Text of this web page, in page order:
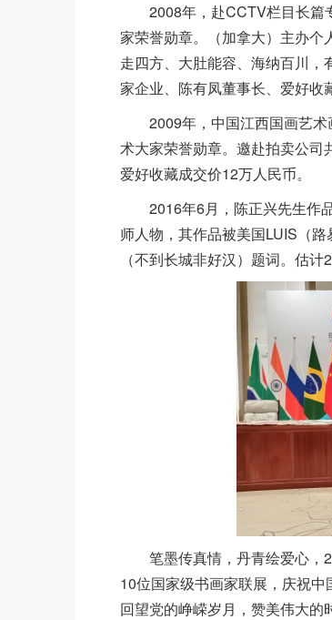
2008年，赴CCTV栏目长篇
家荣誉勋章。（加拿大）主办
走四方、大肚能容、海纳百川
家企业、陈有凤董事长、爱好收
2009年，中国江西国画艺
术大家荣誉勋章。邀赴拍卖公司
爱好收藏成交价12万人民币。
2016年6月，陈正兴先生作
师人物，其作品被美国LUIS（
（不到长城非好汉）题词。估
笔墨传真情，丹青绘爱心，
10位国家级书画家联展，庆祝
回望党的峥嵘岁月，赞美伟大的